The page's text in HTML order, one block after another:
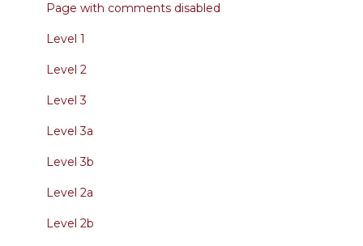
Page with comments disabled
Level 1
Level 2
Level 3
Level 3a
Level 3b
Level 2a
Level 2b